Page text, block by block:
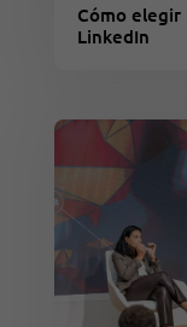
Cómo
LinkedIn